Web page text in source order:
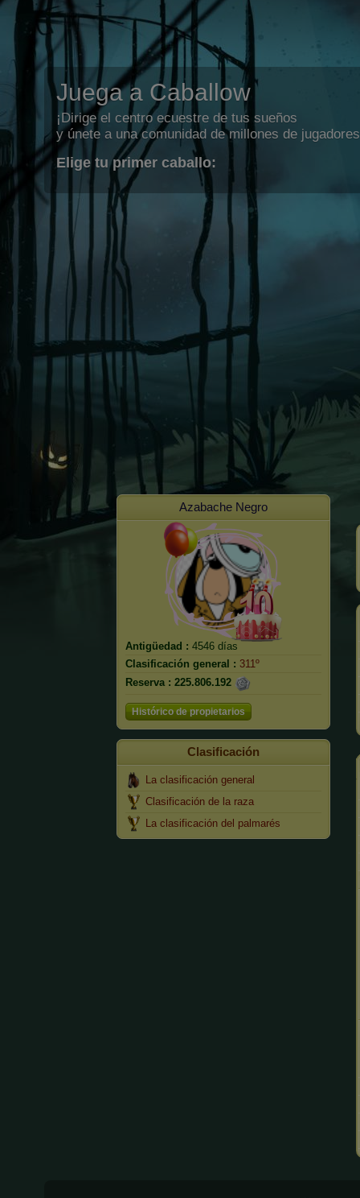
Juega a Caballow
¡Dirige el centro ecuestre de tus sueños
y únete a una comunidad de millones de
Elige tu primer caballo:
Azabache Negro
Antigüedad : 4546 días
Clasificación general : 311º
Reserva : 225.806.192
Histórico de propietarios
Clasificación
La clasificación general
Clasificación de la raza
La clasificación del palmarés